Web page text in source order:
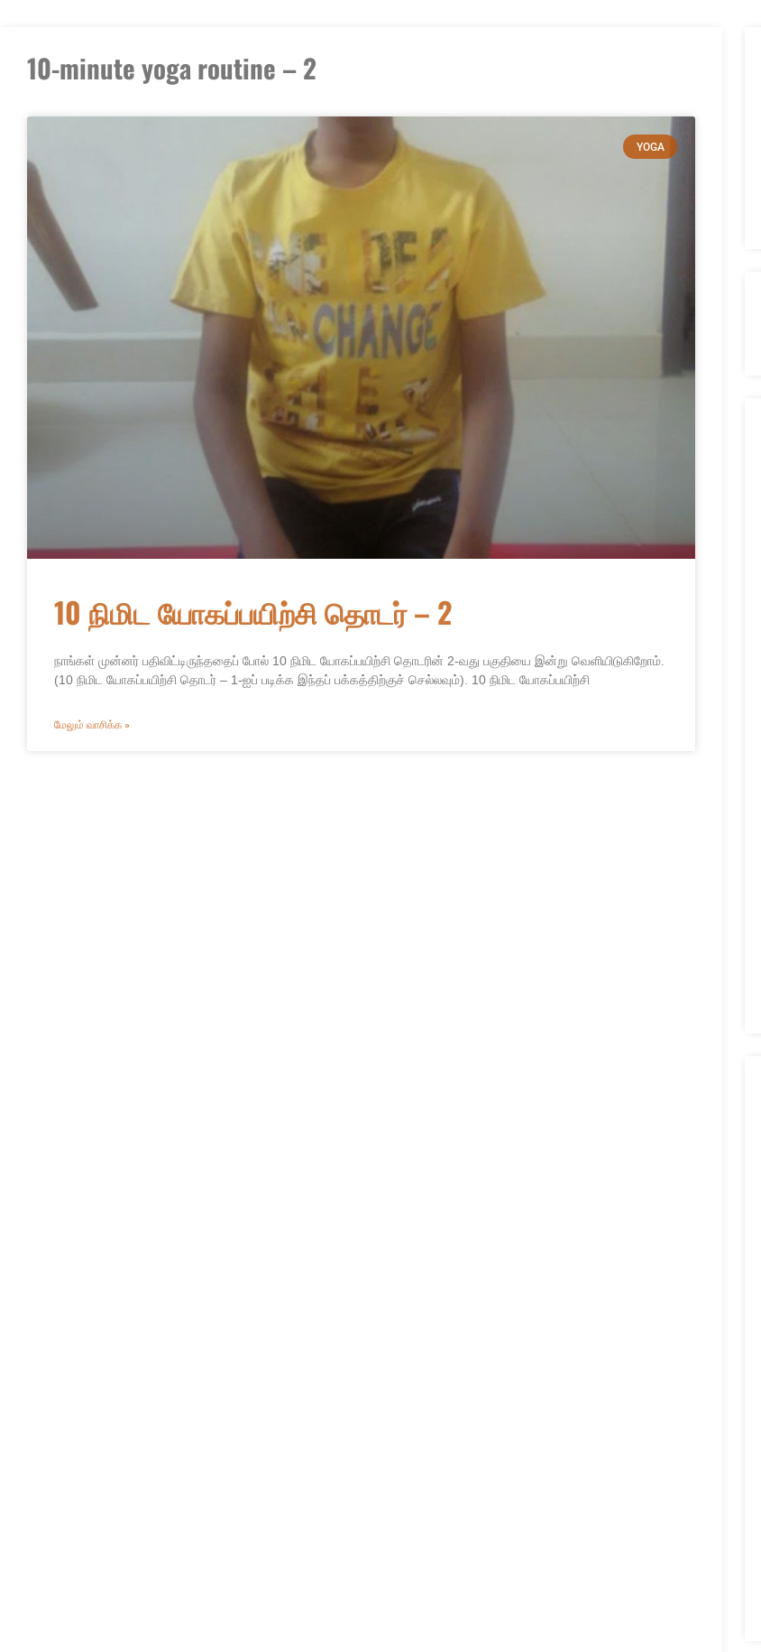
10-minute yoga routine – 2
YOGA
10 நிமிட யோகப்பயிற்சி தொடர் – 2
நாங்கள் முன்னர் பதிவிட்டிருந்ததைப் போல் 10 நிமிட யோகப்பயிற்சி தொடரின் 2-வது பகுதியை இன்று வெளியிடுகிறோம்.
(10 நிமிட யோகப்பயிற்சி தொடர் – 1-ஐப் படிக்க இந்தப் பக்கத்திற்குச் செல்லவும்). 10 நிமிட யோகப்பயிற்சி
மேலும் வாசிக்க »